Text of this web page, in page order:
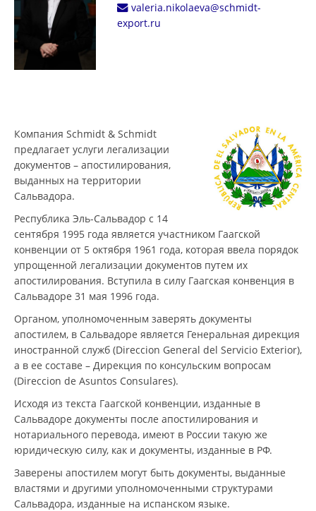
valeria.nikolaeva@schmidt-
export.ru
Компания Schmidt & Schmidt
предлагает услуги легализации
документов – апостилирования,
выданных на территории
Сальвадора.
Республика Эль-Сальвадор с 14
сентября 1995 года является участником Гаагской
конвенции от 5 октября 1961 года, которая ввела порядок
упрощенной легализации документов путем их
апостилирования. Вступила в силу Гаагская конвенция в
Сальвадоре 31 мая 1996 года.
Органом, уполномоченным заверять документы
апостилем, в Сальвадоре является Генеральная дирекция
иностранной служб (Direccion General del Servicio Exterior),
а в ее составе – Дирекция по консульским вопросам
(Direccion de Asuntos Consulares).
Исходя из текста Гаагской конвенции, изданные в
Сальвадоре документы после апостилирования и
нотариального перевода, имеют в России такую же
юридическую силу, как и документы, изданные в РФ.
Заверены апостилем могут быть документы, выданные
властями и другими уполномоченными структурами
Сальвадора, изданные на испанском языке.